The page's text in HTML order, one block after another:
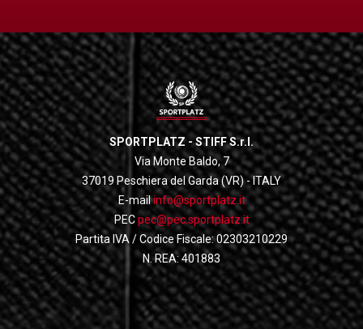
SPORTPLATZ - STIFF S.r.l.
Via Monte Baldo, 7
37019 Peschiera del Garda (VR) - ITALY
E-mailinfo@sportplatz.it
PECpec@pec.sportplatz.it
Partita IVA / Codice Fiscale: 02303210229
N. REA: 401883